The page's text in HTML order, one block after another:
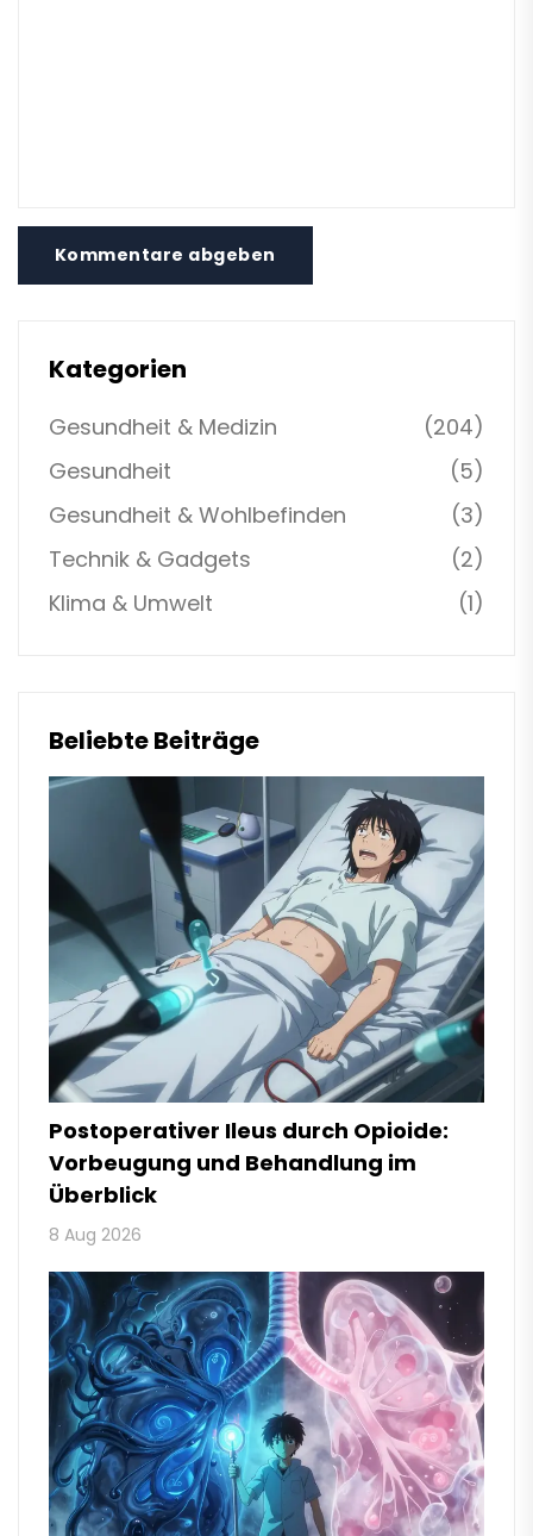
Kommentare abgeben
Kategorien
Gesundheit & Medizin
(204)
Gesundheit
(5)
Gesundheit & Wohlbefinden
(3)
Technik & Gadgets
(2)
Klima & Umwelt
(1)
Beliebte Beiträge
Postoperativer Ileus durch Opioide:
Vorbeugung und Behandlung im
Überblick
8 Aug 2026